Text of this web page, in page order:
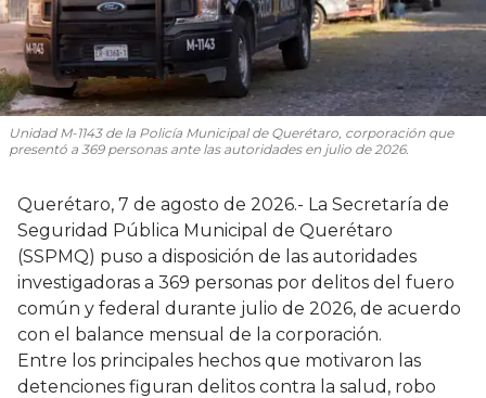
Unidad M-1143 de la Policía Municipal de Querétaro, corporación que
presentó a 369 personas ante las autoridades en julio de 2026.
Querétaro, 7 de agosto de 2026.- La Secretaría de
Seguridad Pública Municipal de Querétaro
(SSPMQ) puso a disposición de las autoridades
investigadoras a 369 personas por delitos del fuero
común y federal durante julio de 2026, de acuerdo
con el balance mensual de la corporación.
Entre los principales hechos que motivaron las
detenciones figuran delitos contra la salud, robo